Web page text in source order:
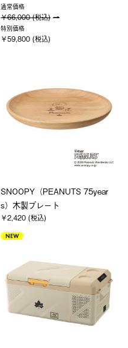
通常価格
￥66,000 (税込)
特別価格
￥59,800 (税込)
SNOOPY（PEANUTS 75year
s）木製プレート
￥2,420 (税込)
NEW